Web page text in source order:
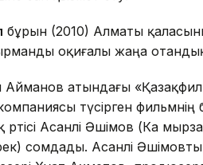
бұрын (2010) Алматы
оқиғалы жаңа отандық
Айманов атындағы
түсірген
әртісі Асанәлі Әшімов (Ка
сомдады. Асанәлі